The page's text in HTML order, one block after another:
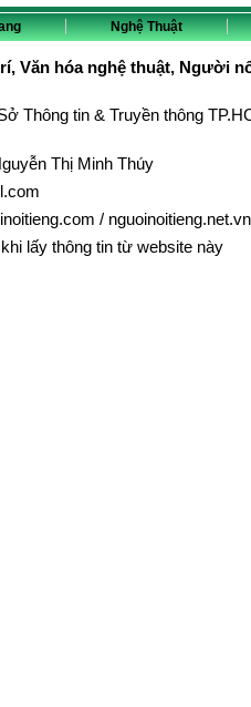
Nghệ Thuật
Văn hóa nghệ thuật, Người
Thông tin & Truyền thông
Thị Minh Thúy
/ nguoinoitieng.net.vn
khi lấy thông tin từ website này